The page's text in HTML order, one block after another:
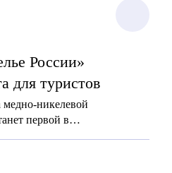
России»
для туристов
никелевой
первой в